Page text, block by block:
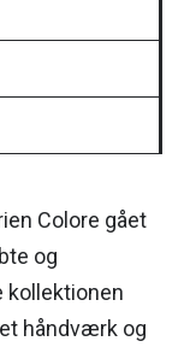
Colore gået
og
kollektionen
håndværk og